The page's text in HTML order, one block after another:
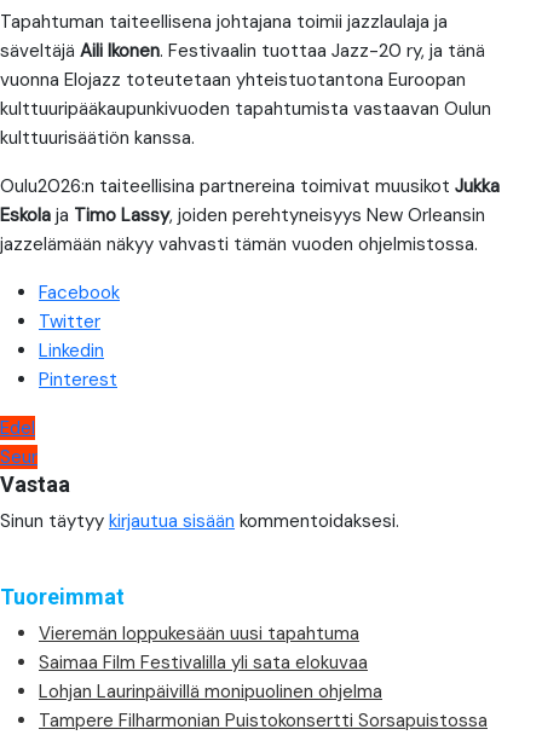
Tapahtuman taiteellisena johtajana toimii jazzlaulaja ja
säveltäjä Aili Ikonen. Festivaalin tuottaa Jazz-20 ry, ja tänä
vuonna Elojazz toteutetaan yhteistuotantona Euroopan
kulttuuripääkaupunkivuoden tapahtumista vastaavan Oulun
kulttuurisäätiön kanssa.
Oulu2026:n taiteellisina partnereina toimivat muusikot Jukka
Eskola ja Timo Lassy, joiden perehtyneisyys New Orleansin
jazzelämään näkyy vahvasti tämän vuoden ohjelmistossa.
Facebook
Twitter
Linkedin
Pinterest
Artikkelien
selaus
Edel
Seur
Vastaa
Sinun täytyy kirjautua sisään kommentoidaksesi.
Tuoreimmat
Vieremän loppukesään uusi tapahtuma
Saimaa Film Festivalilla yli sata elokuvaa
Lohjan Laurinpäivillä monipuolinen ohjelma
Tampere Filharmonian Puistokonsertti Sorsapuistossa